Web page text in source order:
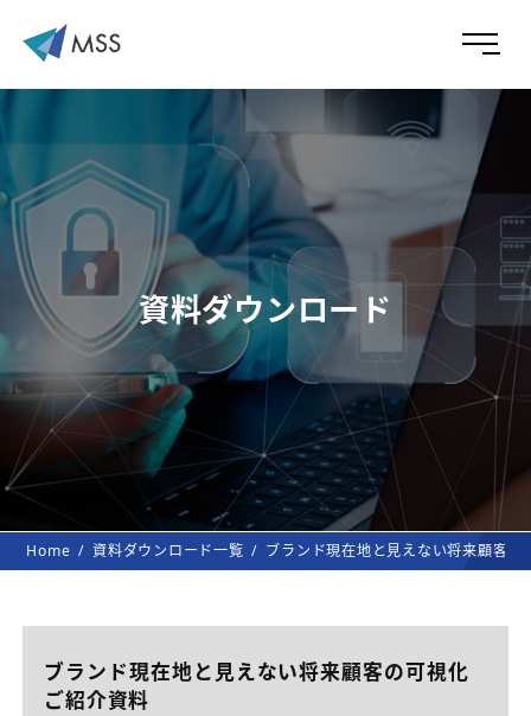
資料ダウンロード
Home 資料ダウンロード一覧 ブランド現在地と見えない将来顧客
ブランド現在地と見えない将来顧客の可視化
ご紹介資料